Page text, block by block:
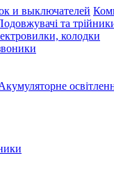
та
колодки